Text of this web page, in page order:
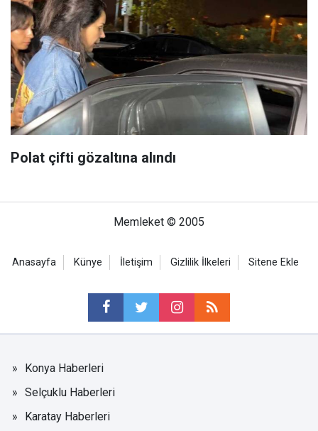
Polat çifti gözaltına alındı
Memleket © 2005
Anasayfa Künye İletişim Gizlilik İlkeleri Sitene Ekle
Konya Haberleri
Selçuklu Haberleri
Karatay Haberleri